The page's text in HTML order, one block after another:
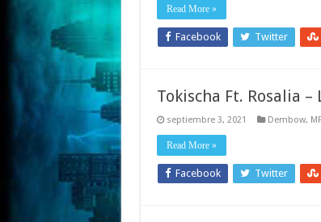
Read More »
Facebook Twitter
Tokischa Ft. Rosalia –
septiembre 3, 2021 Dembow,
Read More »
Facebook Twitter